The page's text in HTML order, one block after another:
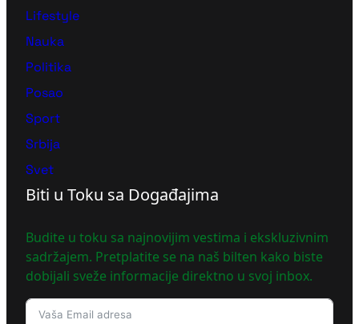
Lifestyle
Nauka
Politika
Posao
Sport
Srbija
Svet
Biti u Toku sa Događajima
Budite u toku sa najnovijim vestima i ekskluzivnim
sadržajem. Pretplatite se na naš bilten kako biste
dobijali sveže informacije direktno u svoj inbox.